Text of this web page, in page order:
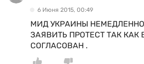
6 Июня 2015, 00:49
МИД УКРАИНЫ
ЗАЯВИТЬ ПРОТЕСТ ТАК КАК
СОГЛАСОВАН .